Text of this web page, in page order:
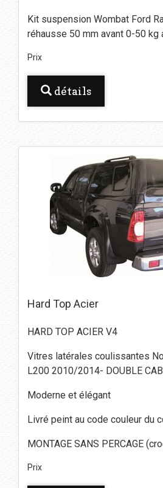
Kit suspension Wombat Ford
réhausse 50 mm avant 0-50 kg
Prix
détails
Hard Top Acier
HARD TOP ACIER V4
Vitres latérales coulissantes
L200 2010/2014- DOUBLE CAB
Moderne et élégant
Livré peint au code couleur du
MONTAGE SANS PERCAGE
Prix